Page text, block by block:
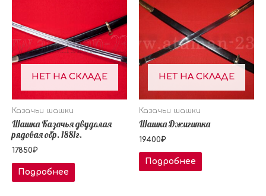
НЕТ НА СКЛАДЕ
Казачьи шашки
Шашка Казачья двудолая
рядовая обр. 1881г.
17850₽
Подробнее
НЕТ НА СКЛАДЕ
Казачьи шашки
Шашка Джигитка
19400₽
Подробнее